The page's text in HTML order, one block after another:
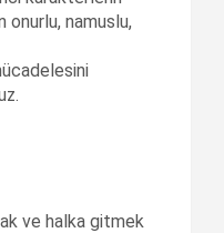
onurlu, namuslu,
ve halka gitmek